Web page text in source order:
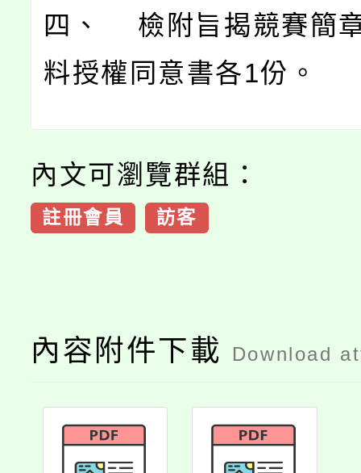
四、 檢附旨揭競賽簡
料授權同意書各1份。
內文可瀏覽群組：
註冊會員 訪客
內容附件下載 Download